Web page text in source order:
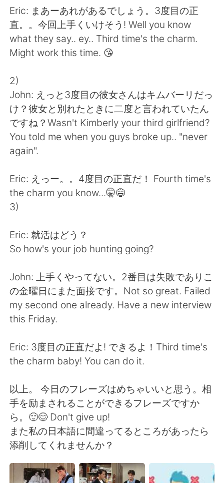
Eric: まあーあれがあるでしょう。3度目の正
直。。今回上手くいけそう! Well you know
what they say.. ey.. Third time's the charm.
Might work this time. 😘
2)
John: えっと3度目の彼女さんはキムバーリだっ
け？彼女と別れたときに二度と言われていたん
ですね？Wasn't Kimberly your third girlfriend?
You told me when you guys broke up.. "never
again".
Eric: えっー。。4度目の正直だ！ Fourth time's
the charm you know...🤫😅
3)
Eric: 就活はどう？
So how's your job hunting going?
John: 上手くやってない。2番目は失敗でありこ
の金曜日にまた面接です。Not so great. Failed
my second one already. Have a new interview
this Friday.
Eric: 3度目の正直だよ! できるよ！Third time's
the charm baby! You can do it.
以上。 今日のフレーズはめちゃいいと思う。相
手を励まされることができるフレーズですか
ら。🙂😊 Don't give up!
また私の日本語に間違ってるところがあったら
添削してくれませんか？